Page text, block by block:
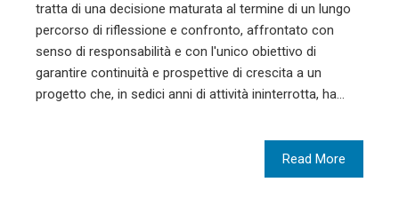
tratta di una decisione maturata al termine di un lungo
percorso di riflessione e confronto, affrontato con
senso di responsabilità e con l'unico obiettivo di
garantire continuità e prospettive di crescita a un
progetto che, in sedici anni di attività ininterrotta, ha…
Read More